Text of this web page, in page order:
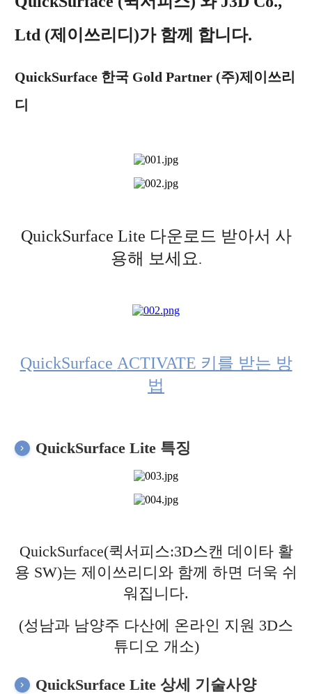
Ltd (제이쓰리디)가 함께 합니다.
QuickSurface 한국 Gold Partner (주)제이쓰리
디
QuickSurface Lite 다운로드 받아서 사
용해 보세요 .
QuickSurface ACTIVATE 키를 받는 방
법
QuickSurface Lite 특징
QuickSurface(퀵서피스:3D스캔 데이타 활
용 SW)는 제이쓰리디와 함께 하면 더욱 쉬
워집니다.
(성남과 남양주 다산에 온라인 지원 3D스
튜디오 개소)
QuickSurface Lite 상세 기술사양